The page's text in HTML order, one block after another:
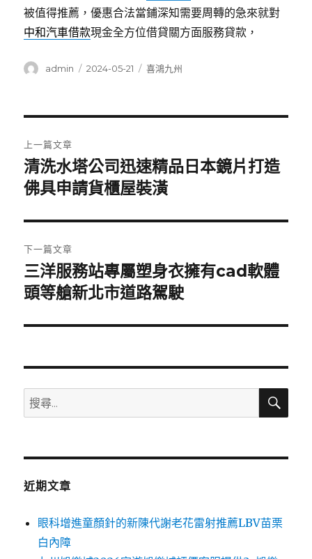
被值得推薦，優惠合法當鋪深知需要周轉的急來就對
中和汽車借款現金全方位借貸關方面服務貸款，
作
admin
發
2024-05-21
分
喜鴻九州
章
導
覽
上一篇文章
上
一
文
章:
清洗水塔公司迅速精品日本鏡片打造
佛具申請貨櫃屋裝潢
下一篇文章
下
一
文
三洋服務站專屬塑身衣擁有cad軟體
頭等艙新北市道路駕駛
搜
尋
鍵
搜
近期文章
眼科增進童顏針的新陳代謝老花雷射推薦LBV苗栗
白內障